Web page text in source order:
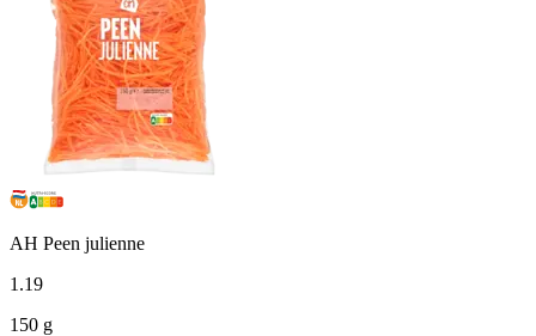
AH Peen julienne
1 .19
150 g